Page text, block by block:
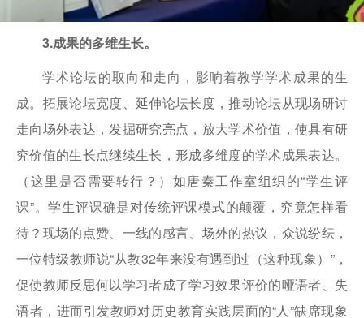
3.成果的多维生长。
学术论坛的取向和走向，影响着教学学术成果的生
成。拓展论坛宽度、延伸论坛长度，推动论坛从现场研讨
走向场外表达，发掘研究亮点，放大学术价值，使具有研
究价值的生长点继续生长，形成多维度的学术成果表达。
（这里是否需要转行？）如唐秦工作室组织的“学生评
课”。学生评课确是对传统评课模式的颠覆，究竟怎样看
待？现场的点赞、一线的感言、场外的热议，众说纷纭，
一位特级教师说“从教32年来没有遇到过（这种现象）”，
促使教师反思何以学习者成了学习效果评价的哑语者、失
语者，进而引发教师对历史教育实践层面的“人”缺席现象